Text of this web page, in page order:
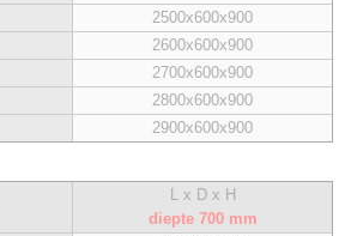
2500x600x900
2600x600x900
2700x600x900
2800x600x900
2900x600x900
L x D x H
diepte 700 mm